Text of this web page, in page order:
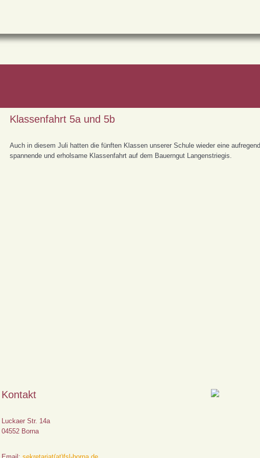
Klassenfahrt 5a und 5b
Auch in diesem Juli hatten die fünften Klassen unserer Schule wieder eine
spannende und erholsame Klassenfahrt auf dem Bauerngut Langenstriegis.
Kontakt
Luckaer Str. 14a
04552 Borna